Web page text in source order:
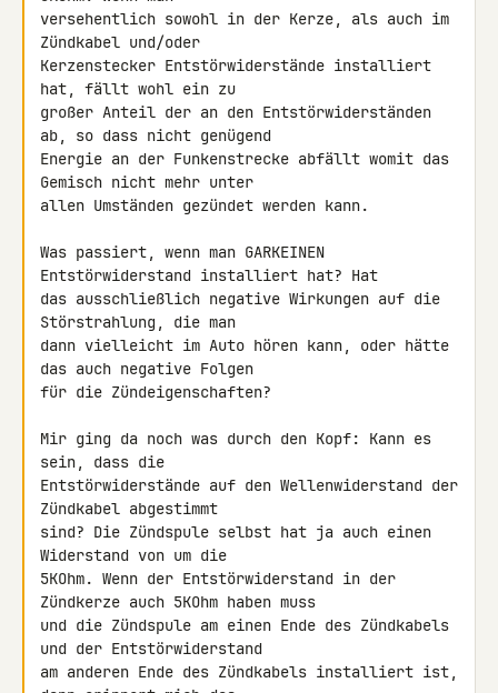
versehentlich sowohl in der Kerze, als auch im
Zündkabel und/oder
Kerzenstecker Entstörwiderstände installiert
hat, fällt wohl ein zu
großer Anteil der an den Entstörwiderständen
ab, so dass nicht genügend
Energie an der Funkenstrecke abfällt womit das
Gemisch nicht mehr unter
allen Umständen gezündet werden kann.
Was passiert, wenn man GARKEINEN
Entstörwiderstand installiert hat? Hat
das ausschließlich negative Wirkungen auf die
Störstrahlung, die man
dann vielleicht im Auto hören kann, oder hätte
das auch negative Folgen
für die Zündeigenschaften?
Mir ging da noch was durch den Kopf: Kann es
sein, dass die
Entstörwiderstände auf den Wellenwiderstand der
Zündkabel abgestimmt
sind? Die Zündspule selbst hat ja auch einen
Widerstand von um die
5KOhm. Wenn der Entstörwiderstand in der
Zündkerze auch 5KOhm haben muss
und die Zündspule am einen Ende des Zündkabels
und der Entstörwiderstand
am anderen Ende des Zündkabels installiert ist,